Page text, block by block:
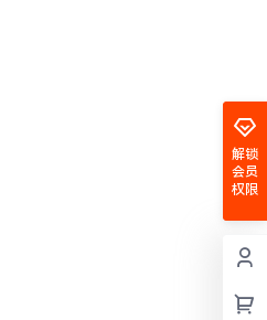
解锁
会员
权限